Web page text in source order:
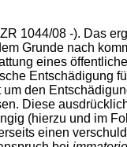
1044/08 -). Das
Grunde nach
eines
Entschädigung
den
Diese
(hierzu und im
einen